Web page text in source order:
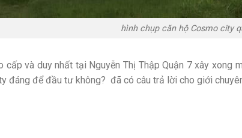
hình chụp căn hộ Cosmo city
cấp và duy nhất tại Nguyễn Thị Thập Quận 7 xây xong
đáng để đầu tư không? đã có câu trả lời cho giới